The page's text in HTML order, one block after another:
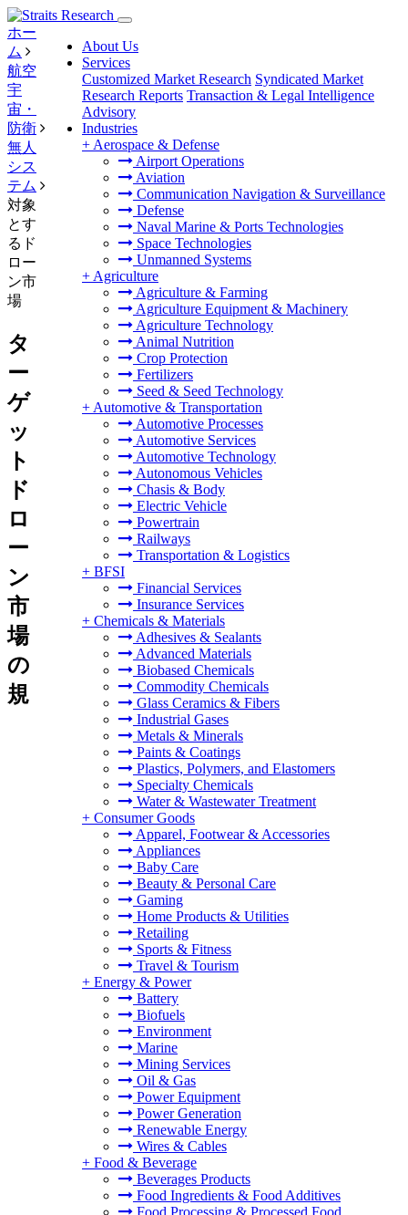
About Us
Services
Customized Market Research Syndicated Market
Research Reports Transaction & Legal Intelligence
Advisory
Industries
+ Aerospace & Defense
Airport Operations
Aviation
Communication Navigation & Surveillance
Defense
Naval Marine & Ports Technologies
Space Technologies
Unmanned Systems
+ Agriculture
Agriculture & Farming
Agriculture Equipment & Machinery
Agriculture Technology
Animal Nutrition
Crop Protection
Fertilizers
Seed & Seed Technology
+ Automotive & Transportation
Automotive Processes
Automotive Services
Automotive Technology
Autonomous Vehicles
Chasis & Body
Electric Vehicle
Powertrain
Railways
Transportation & Logistics
+ BFSI
Financial Services
Insurance Services
+ Chemicals & Materials
Adhesives & Sealants
Advanced Materials
Biobased Chemicals
Commodity Chemicals
Glass Ceramics & Fibers
Industrial Gases
Metals & Minerals
Paints & Coatings
Plastics, Polymers, and Elastomers
Specialty Chemicals
Water & Wastewater Treatment
+ Consumer Goods
Apparel, Footwear & Accessories
Appliances
Baby Care
Beauty & Personal Care
Gaming
Home Products & Utilities
Retailing
Sports & Fitness
Travel & Tourism
+ Energy & Power
Battery
Biofuels
Environment
Marine
Mining Services
Oil & Gas
Power Equipment
Power Generation
Renewable Energy
Wires & Cables
+ Food & Beverage
Beverages Products
Food Ingredients & Food Additives
Food Processing & Processed Food
ホー
ム
航空
宇
宙・
防衛
無人
シス
テム
対象
とす
るド
ロー
ン市
場
タ
ー
ゲ
ッ
ト
ド
ロ
ー
ン
市
場
の
規